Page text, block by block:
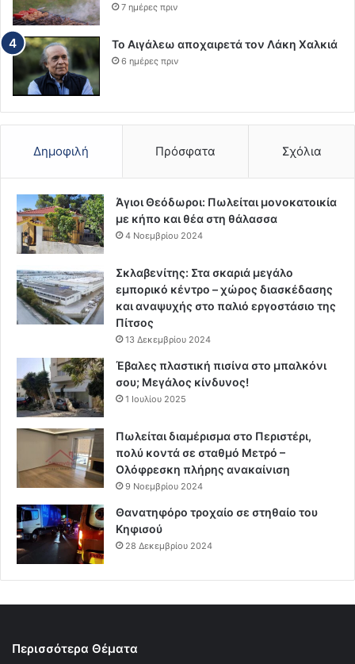
7 ημέρες πριν
Το Αιγάλεω αποχαιρετά τον Λάκη Χαλκιά
6 ημέρες πριν
Δημοφιλή Πρόσφατα Σχόλια
Άγιοι Θεόδωροι: Πωλείται μονοκατοικία
με κήπο και θέα στη θάλασσα
4 Νοεμβρίου 2024
Σκλαβενίτης: Στα σκαριά μεγάλο
εμπορικό κέντρο – χώρος διασκέδασης
και αναψυχής στο παλιό εργοστάσιο της
Πίτσος
13 Δεκεμβρίου 2024
Έβαλες πλαστική πισίνα στο μπαλκόνι
σου; Μεγάλος κίνδυνος!
1 Ιουλίου 2025
Πωλείται διαμέρισμα στο Περιστέρι,
πολύ κοντά σε σταθμό Μετρό –
Ολόφρεσκη πλήρης ανακαίνιση
9 Νοεμβρίου 2024
Θανατηφόρο τροχαίο σε στηθαίο του
Κηφισού
28 Δεκεμβρίου 2024
Περισσότερα Θέματα